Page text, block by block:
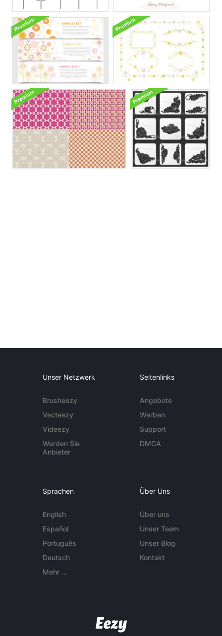
Unser Netzwerk
Brusheezy
Vecteezy
Videezy
Werden Sie
Anbieter
Seitenlinks
Angebote
Werben
Support
DMCA
Sprachen
English
Español
Português
Deutsch
Mehr ...
Über Uns
Über uns
Unser Team
Unser Blog
Kontakt